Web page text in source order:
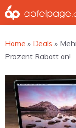
Zum
Inhalt
Home » Deals »
Prozent Rabatt an!